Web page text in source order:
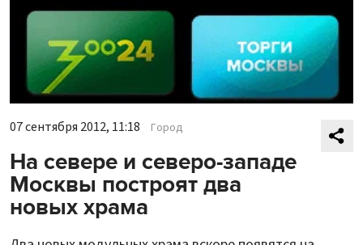
07 сентября 2012, 11:18 Город
На севере и северо-западе
Москвы построят два
новых храма